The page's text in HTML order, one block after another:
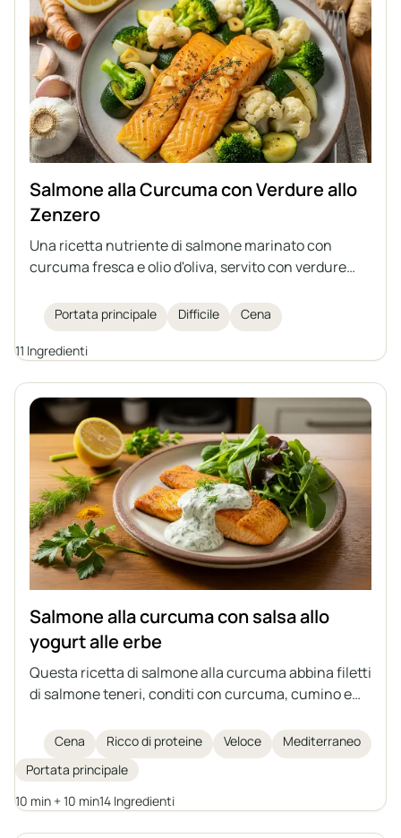
Salmone alla Curcuma con Verdure allo
Zenzero
Una ricetta nutriente di salmone marinato con
curcuma fresca e olio d'oliva, servito con verdure
offre una carica per il sistema immunitario,
rendendolo una cena saporita e salutare.
Portata principale Difficile Cena
11 Ingredienti
Salmone alla curcuma con salsa allo
yogurt alle erbe
Questa ricetta di salmone alla curcuma abbina filetti
di salmone teneri, conditi con curcuma, cumino e
guarniti con una vivace salsa allo yogurt alle erbe. Il
piatto è ricco di proteine e acidi grassi omega-3,
semplice da preparare in soli 20 minuti, e si gusta al
meglio con verdure e cereali per un pasto completo
Cena Ricco di proteine Veloce
Mediterraneo
Portata principale
10 min + 10 min14 Ingredienti